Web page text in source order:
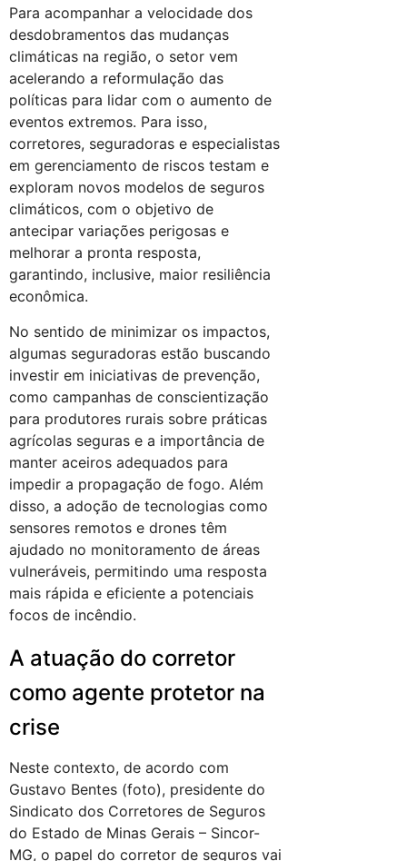
Para acompanhar a velocidade dos
desdobramentos das mudanças
climáticas na região, o setor vem
acelerando a reformulação das
políticas para lidar com o aumento de
eventos extremos. Para isso,
corretores, seguradoras e especialistas
em gerenciamento de riscos testam e
exploram novos modelos de seguros
climáticos, com o objetivo de
antecipar variações perigosas e
melhorar a pronta resposta,
garantindo, inclusive, maior resiliência
econômica.
No sentido de minimizar os impactos,
algumas seguradoras estão buscando
investir em iniciativas de prevenção,
como campanhas de conscientização
para produtores rurais sobre práticas
agrícolas seguras e a importância de
manter aceiros adequados para
impedir a propagação de fogo. Além
disso, a adoção de tecnologias como
sensores remotos e drones têm
ajudado no monitoramento de áreas
vulneráveis, permitindo uma resposta
mais rápida e eficiente a potenciais
focos de incêndio.
A atuação do corretor
como agente protetor na
crise
Neste contexto, de acordo com
Gustavo Bentes (foto), presidente do
Sindicato dos Corretores de Seguros
do Estado de Minas Gerais – Sincor-
MG, o papel do corretor de seguros vai